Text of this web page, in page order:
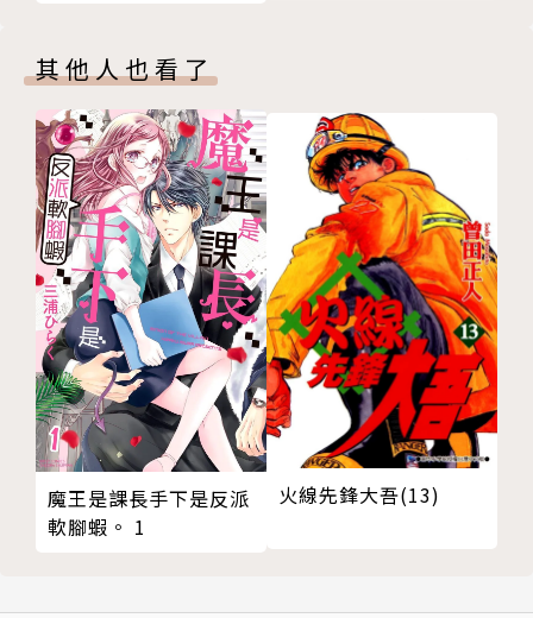
其他人也看了
魔王是課長手下是反派
軟腳蝦。 1
火線先鋒大吾(13)